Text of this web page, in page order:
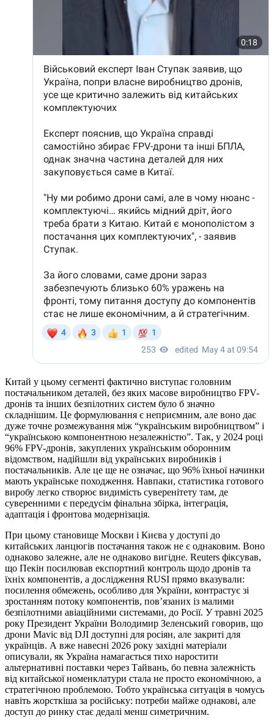
Китай у цьому сегменті фактично виступає головним
постачальником деталей, без яких масове виробництво FPV-
дронів та інших безпілотних систем було б значно
складнішим. Це формулювання є неприємним, але воно дає
дуже точне розмежування між “українським виробництвом” і
“українською компонентною незалежністю”. Так, у 2024 році
96% FPV-дронів, закуплених українським оборонним
відомством, надійшли від українських виробників і
постачальників. Але це ще не означає, що 96% їхньої начинки
мають українське походження. Навпаки, статистика готового
виробу легко створює видимість суверенітету там, де
суверенними є передусім фінальна збірка, інтеграція,
адаптація і фронтова модернізація.
При цьому становище Москви і Києва у доступі до
китайських ланцюгів постачання також не є однаковим. Воно
однаково залежне, але не однаково вигідне. Reuters фіксував,
що Пекін посилював експортний контроль щодо дронів та
їхніх компонентів, а дослідження RUSI прямо вказували:
посилення обмежень, особливо для України, контрастує зі
зростанням потоку компонентів, пов’язаних із малими
безпілотними авіаційними системами, до Росії. У травні 2025
року Президент України Володимир Зеленський говорив, що
дрони Mavic від DJI доступні для росіян, але закриті для
українців. А вже навесні 2026 року західні матеріали
описували, як Україна намагається тихо наростити
альтернативні поставки через Тайвань, бо певна залежність
від китайської номенклатури стала не просто економічною, а
стратегічною проблемою. Тобто українська ситуація в чомусь
навіть жорсткіша за російську: потреби майже однакові, але
доступ до ринку стає дедалі менш симетричним.